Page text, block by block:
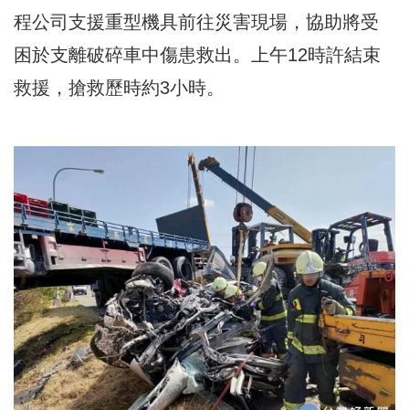
程公司支援重型機具前往災害現場，協助將受
困於支離破碎車中傷患救出。上午12時許結束
救援，搶救歷時約3小時。